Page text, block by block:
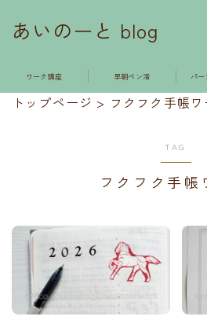
あいのーと blog
ワーク講座 早朝ペン活 パー
トップページ > フクフク手帳ワ
TAG
フクフク手帳